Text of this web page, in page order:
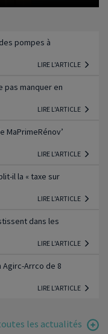
pompes à
LIRE L'ARTICLE
pas manquer en
LIRE L'ARTICLE
MaPrimeRénov’
LIRE L'ARTICLE
il la « taxe sur
LIRE L'ARTICLE
dans les
LIRE L'ARTICLE
Arrco de 8
LIRE L'ARTICLE
les actualités